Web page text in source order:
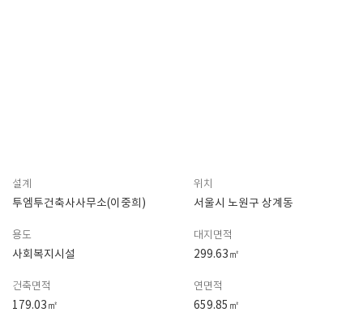
설계
투엠투건축사사무소(이중희)
위치
서울시 노원구 상계동
용도
사회복지시설
대지면적
299.63㎡
건축면적
179.03㎡
연면적
659.85㎡